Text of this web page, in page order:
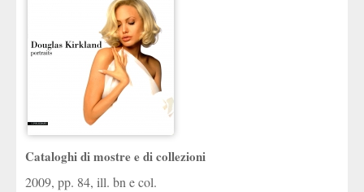
Cataloghi di mostre e di collezioni
2009, pp. 84, ill. bn e col.